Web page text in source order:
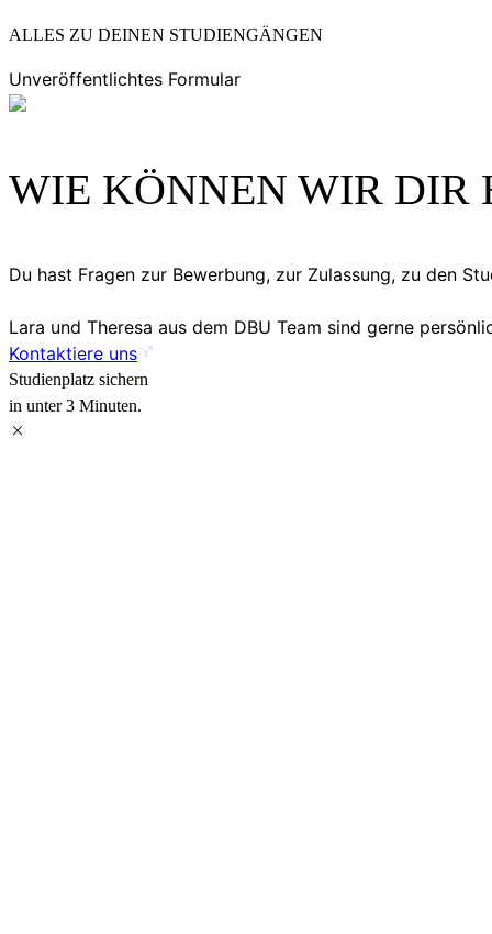
ALLES ZU DEINEN STUDIENGÄNGEN
Unveröffentlichtes Formular
WIE KÖNNEN WIR DIR
Du hast Fragen zur Bewerbung, zur Zulassung, zu den
Lara und Theresa aus dem DBU Team sind gerne
Kontaktiere uns
Studienplatz sichern
in unter 3 Minuten.